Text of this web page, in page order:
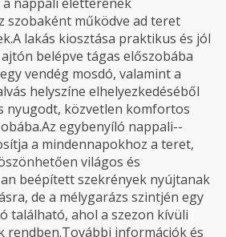
szobaként működve ad teret
lakás kiosztása praktikus és jól
belépve tágas előszobába
vendég mosdó, valamint a
helyszíne elhelyezkedéséből
nyugodt, közvetlen komfortos
egybenyíló nappali--
a mindennapokhoz a teret,
világos és
beépített szekrények nyújtanak
de a mélygarázs szintjén egy
található, ahol a szezon kívüli
információk és